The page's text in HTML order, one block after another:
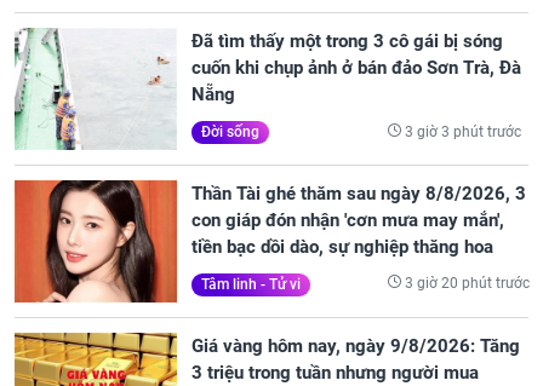
Đã tìm thấy một trong 3 cô gái bị sóng
cuốn khi chụp ảnh ở bán đảo Sơn Trà, Đà
Nẵng
Đời sống 3 giờ 3 phút trước
Thần Tài ghé thăm sau ngày 8/8/2026, 3
con giáp đón nhận 'cơn mưa may mắn',
tiền bạc dồi dào, sự nghiệp thăng hoa
Tâm linh - Tử vi 3 giờ 20 phút trước
Giá vàng hôm nay, ngày 9/8/2026: Tăng
3 triệu trong tuần nhưng người mua